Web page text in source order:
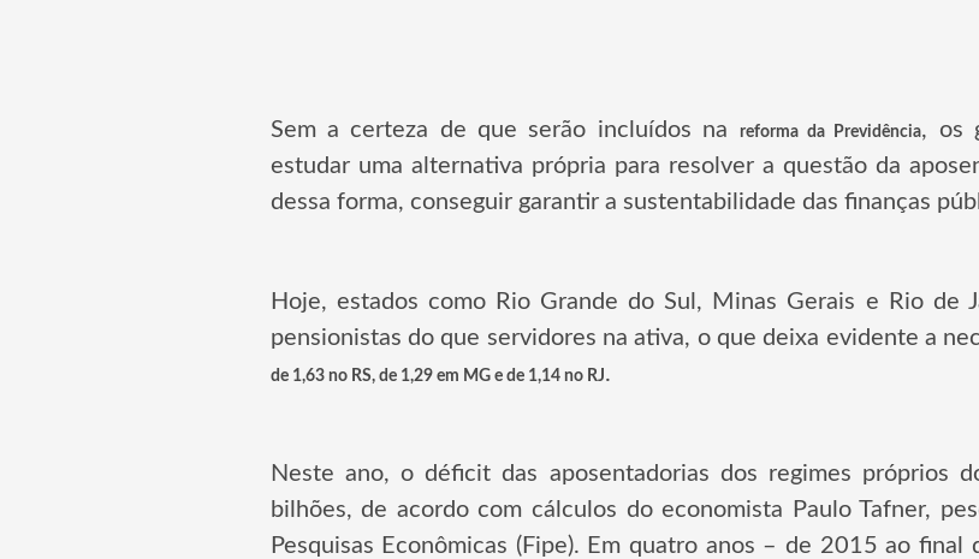
Sem a certeza de que serão incluídos na reforma da Previdência, os
estudar uma alternativa própria para resolver a questão da
dessa forma, conseguir garantir a sustentabilidade das finanças
Hoje, estados como Rio Grande do Sul, Minas Gerais e Rio de
pensionistas do que servidores na ativa, o que deixa evidente a
de 1,63 no RS, de 1,29 em MG e de 1,14 no RJ.
Neste ano, o déficit das aposentadorias dos regimes próprios
bilhões, de acordo com cálculos do economista Paulo Tafner,
Pesquisas Econômicas (Fipe). Em quatro anos – de 2015 ao